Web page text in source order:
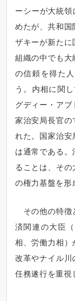
ーシーが大統
めたが、共和国
ザキーが新たに
組織の中でも大
の信頼を得た
う。内相に関
グディー・ア
家治安局長官の
れた。国家治安
は通常である
ることは、そ
の権力基盤を形
その他の特徴
済関連の大臣
相、労働力相）
改革やナイル川
任務遂行を重視